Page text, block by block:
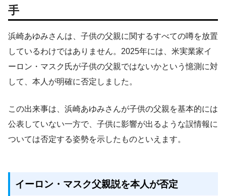
手
浜崎あゆみさんは、子供の父親に関するすべての噂を放置
しているわけではありません。2025年には、米実業家イ
ーロン・マスク氏が子供の父親ではないかという憶測に対
して、本人が明確に否定しました。
この出来事は、浜崎あゆみさんが子供の父親を基本的には
公表していない一方で、子供に影響が出るような誤情報に
ついては否定する姿勢を示したものといえます。
イーロン・マスク父親説を本人が否定